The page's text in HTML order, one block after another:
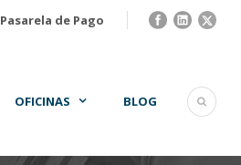
Pasarela de Pago
OFICINAS BLOG